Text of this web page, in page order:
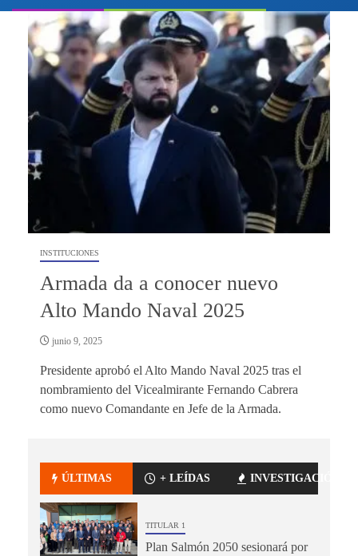
INSTITUCIONES
Armada da a conocer nuevo
Alto Mando Naval 2025
junio 9, 2025
Presidente aprobó el Alto Mando Naval 2025 tras el
nombramiento del Vicealmirante Fernando Cabrera
como nuevo Comandante en Jefe de la Armada.
ÚLTIMAS + LEÍDAS INVESTIGACIÓN
TITULAR 1
Plan Salmón 2050 sesionará por